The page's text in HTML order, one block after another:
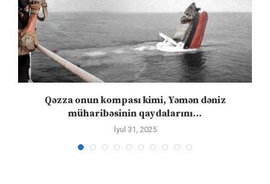
Qəzza onun kompası kimi, Yəmən dəniz
müharibəsinin qaydalarını...
İyul 31, 2025